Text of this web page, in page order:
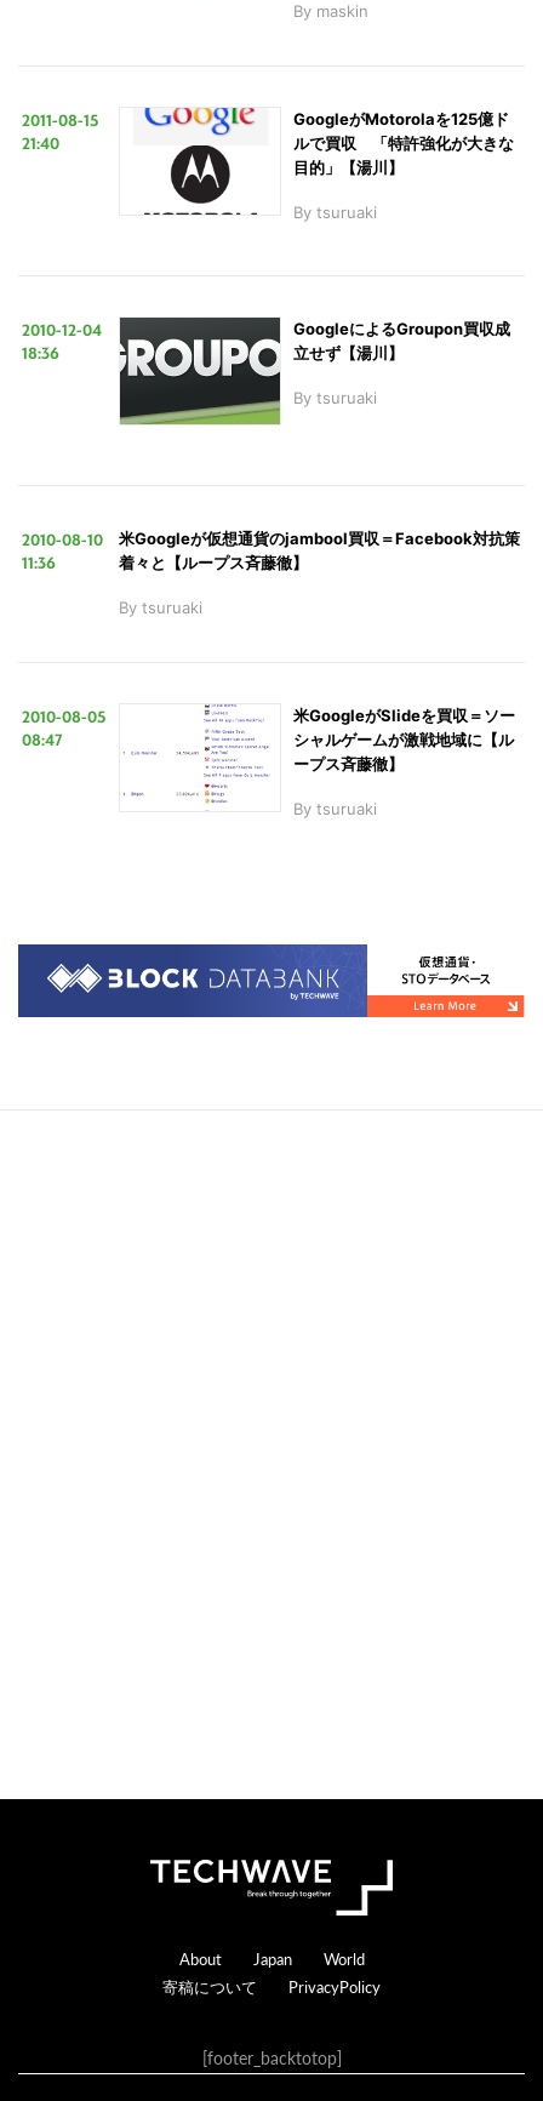
By maskin
2011-08-15
21:40
GoogleがMotorolaを125億ド
ルで買収 「特許強化が大きな
目的」【湯川】
By tsuruaki
2010-12-04
18:36
GoogleによるGroupon買収成
立せず【湯川】
By tsuruaki
2010-08-10
11:36
米Googleが仮想通貨のjambool買収＝Facebook対抗策
着々と【ループス斉藤徹】
By tsuruaki
2010-08-05
08:47
米GoogleがSlideを買収＝ソー
シャルゲームが激戦地域に【ル
ープス斉藤徹】
By tsuruaki
Footer
About Japan
World
寄稿について
PrivacyPolicy
[footer_backtotop]